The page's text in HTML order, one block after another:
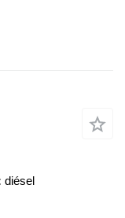
diésel